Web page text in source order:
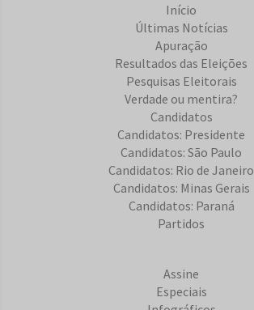
Início
Últimas Notícias
Apuração
Resultados das Eleições
Pesquisas Eleitorais
Verdade ou mentira?
Candidatos
Candidatos: Presidente
Candidatos: São Paulo
Candidatos: Rio de Janeiro
Candidatos: Minas Gerais
Candidatos: Paraná
Partidos
Assine
Especiais